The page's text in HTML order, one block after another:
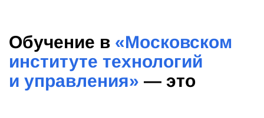
Обучение в «Московском
институте технологий
и управления» — это